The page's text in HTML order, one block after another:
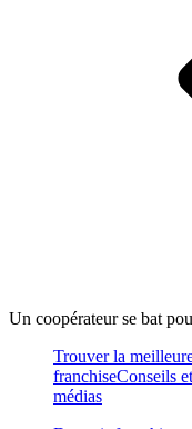
Un coopérateur se bat
Trouver la
franchiseConseils
médias